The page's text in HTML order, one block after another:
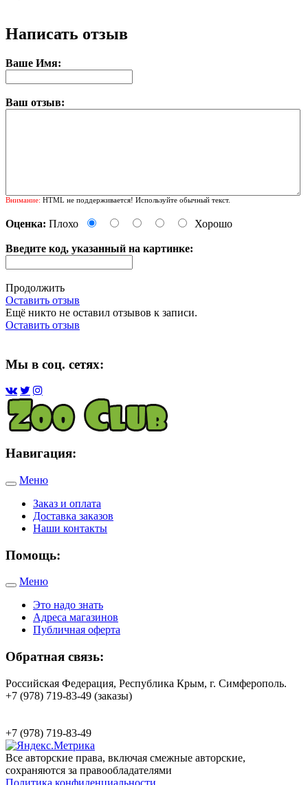
Написать отзыв
Ваше Имя:
Ваш отзыв:
Внимание: HTML не поддерживается! Используйте обычный текст.
Оценка: Плохо Хорошо
Введите код, указанный на картинке:
Продолжить
Оставить отзыв
Ещё никто не оставил отзывов к записи.
Оставить отзыв
Мы в соц. сетях:
Навигация:
Toggle
navigation
Меню
Заказ и оплата
Доставка заказов
Наши контакты
Помощь:
Toggle
navigation
Меню
Это надо знать
Адреса магазинов
Публичная оферта
Обратная связь:
Российская Федерация, Республика Крым, г. Симферополь.
+7 (978) 719-83-49 (заказы)
+7 (978) 719-83-49
Все авторские права, включая смежные авторские,
сохраняются за правообладателями
Политика конфиденциальности